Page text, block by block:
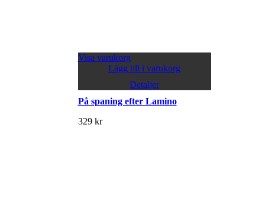
Visa varukorg
Lägg till i varukorg
Detaljer
På spaning efter Lamino
329 kr